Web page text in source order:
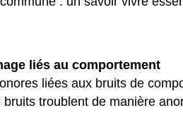
liés au comportement
liées aux bruits de
troublent de manière